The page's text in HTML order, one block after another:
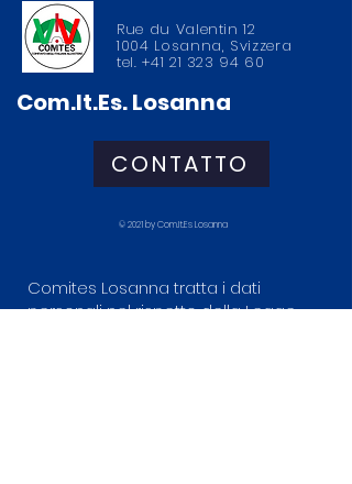
Rue du Valentin 12
1004 Losanna, Svizzera
tel.+41 21 323 94 60
Com.It.Es. Losanna
CONTATTO
© 2021 by Com.It.Es Losanna
Comites Losanna tratta i dati
personali nel rispetto della Legge